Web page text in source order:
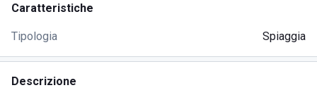
Caratteristiche
Tipologia Spiaggia
Descrizione